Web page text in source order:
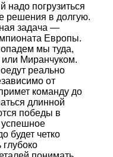
погрузиться
решения в долгую.
задача —
Европы.
мы туда,
Миранчуком.
реально
от
команду до
длинной
победы в
будет четко